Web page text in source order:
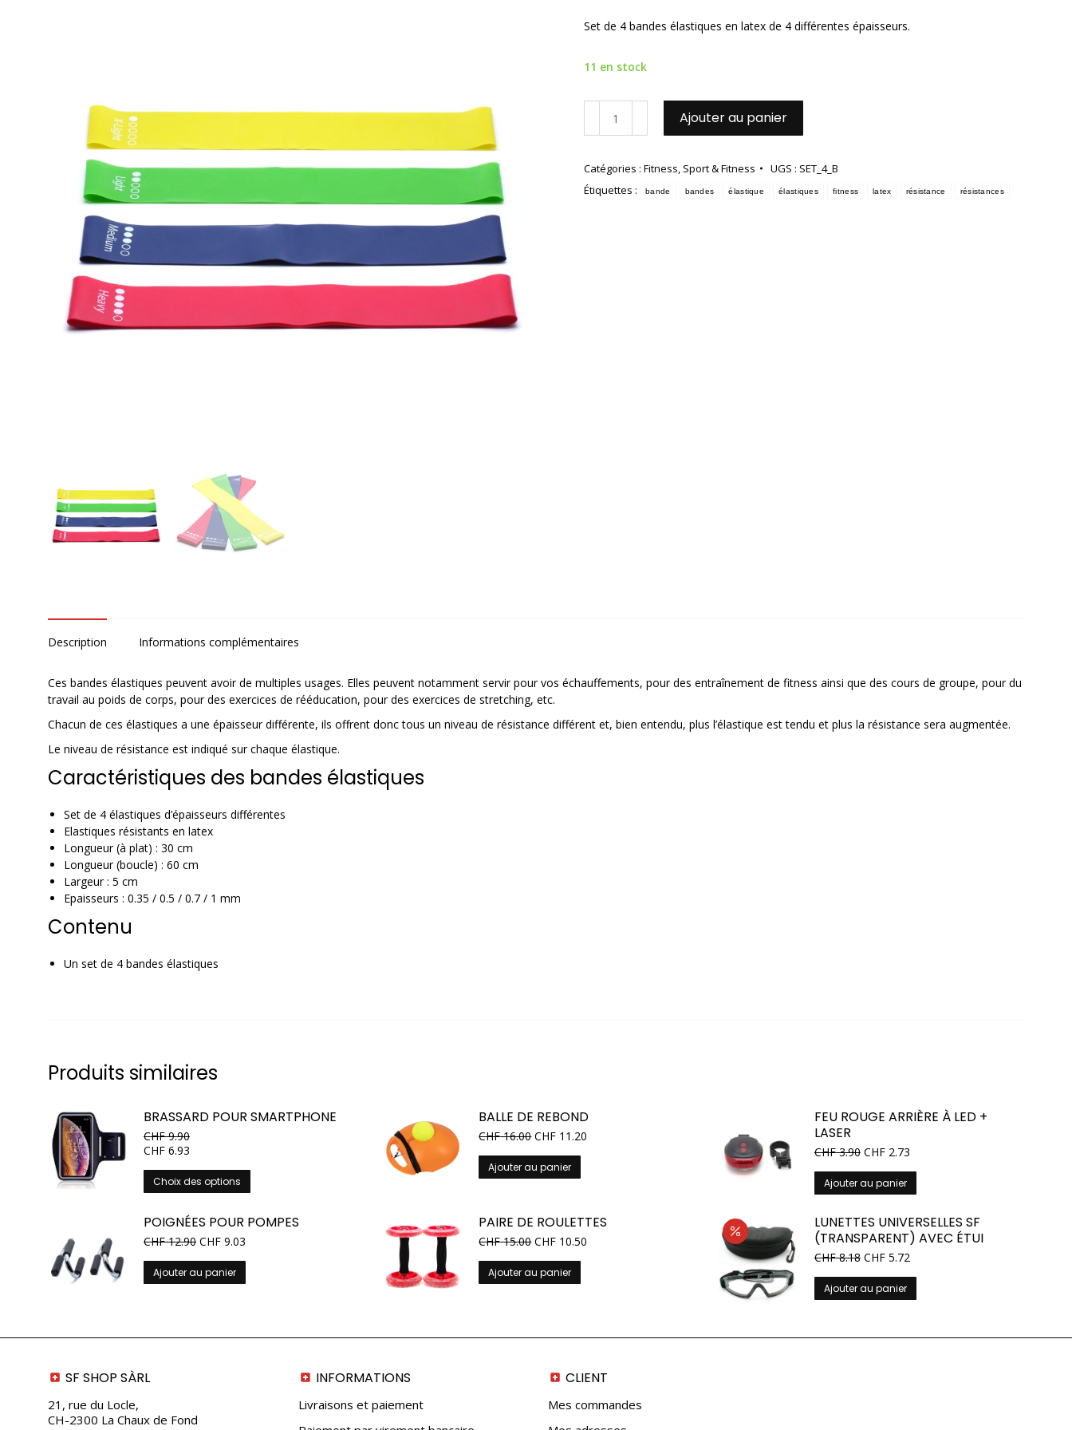
Set de 4 bandes élastiques en latex de 4 différentes épaisseurs.
11 en stock
4
bandes
Ajouter au panier
Catégories : Fitness, Sport & Fitness UGS : SET_4_B
Étiquettes :
bande bandes élastique élastiques fitness latex résistance résistances
Description Informations complémentaires
Ces bandes élastiques peuvent avoir de multiples usages. Elles peuvent notamment servir pour vos échauffements, pour des entraînement de fitness ainsi que des cours de groupe, pour du
travail au poids de corps, pour des exercices de rééducation, pour des exercices de stretching, etc.
Chacun de ces élastiques a une épaisseur différente, ils offrent donc tous un niveau de résistance différent et, bien entendu, plus l’élastique est tendu et plus la résistance sera augmentée.
Le niveau de résistance est indiqué sur chaque élastique.
Caractéristiques des bandes élastiques
Set de 4 élastiques d’épaisseurs différentes
Elastiques résistants en latex
Longueur (à plat) : 30 cm
Longueur (boucle) : 60 cm
Largeur : 5 cm
Epaisseurs : 0.35 / 0.5 / 0.7 / 1 mm
Contenu
Un set de 4 bandes élastiques
Produits similaires
BRASSARD POUR SMARTPHONE
CHF9.90
CHF 6.93
Choix des options
produit
plusieurs
BALLE DE REBOND
CHF16.00 CHF 11.20
Ajouter au panier
FEU ROUGE ARRIÈRE À LED +
LASER
CHF3.90 CHF2.73
Ajouter au panier
POIGNÉES POUR POMPES
CHF12.90 CHF 9.03
Ajouter au panier
PAIRE DE ROULETTES
CHF15.00 CHF 10.50
Ajouter au panier
LUNETTES UNIVERSELLES SF
(TRANSPARENT) AVEC ÉTUI
Le
initial
était :
CHF8.18Le
actuel
est :
CHF5.72
Ajouter au panier
SF SHOP SÀRL
21, rue du Locle,
CH-2300 La Chaux de Fond
INFORMATIONS
Livraisons et paiement
CLIENT
Mes commandes